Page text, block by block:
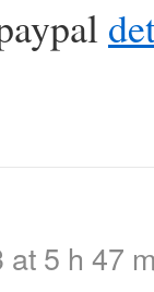
5 h 47